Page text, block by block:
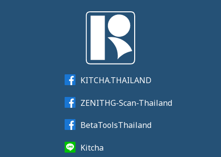
KITCHA.THAILAND
ZENITHG-Scan-Thailand
BetaToolsThailand
Kitcha